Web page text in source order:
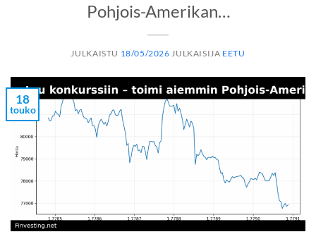
Pohjois-Amerikan…
JULKAISTU 18/05/2026 JULKAISIJA EETU
18
touko